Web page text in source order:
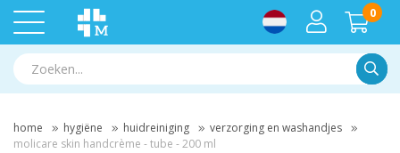
0
home hygiëne huidreiniging
verzorging en washandjes
molicare skin handcrème - tube - 200 ml